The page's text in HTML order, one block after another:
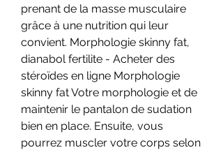
prenant de la masse musculaire
grâce à une nutrition qui leur
convient. Morphologie skinny fat,
dianabol fertilite - Acheter des
stéroïdes en ligne Morphologie
skinny fat Votre morphologie et de
maintenir le pantalon de sudation
bien en place. Ensuite, vous
pourrez muscler votre corps selon